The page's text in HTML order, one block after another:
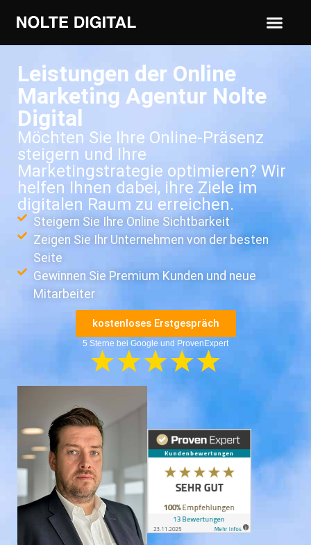
Leistungen der Online
Marketing Agentur Nolte
Digital
Möchten Sie Ihre Online-Präsenz
steigern und Ihre
Marketingstrategie optimieren? Wir
helfen Ihnen dabei, ihre Ziele im
digitalen Raum zu erreichen.
Steigern Sie Ihre Online Sichtbarkeit
Zeigen Sie Ihr Unternehmen von der besten
Seite
Gewinnen Sie Premium Kunden und neue
Mitarbeiter
kostenloses Erstgespräch
5 Sterne bei Google und ProvenExpert